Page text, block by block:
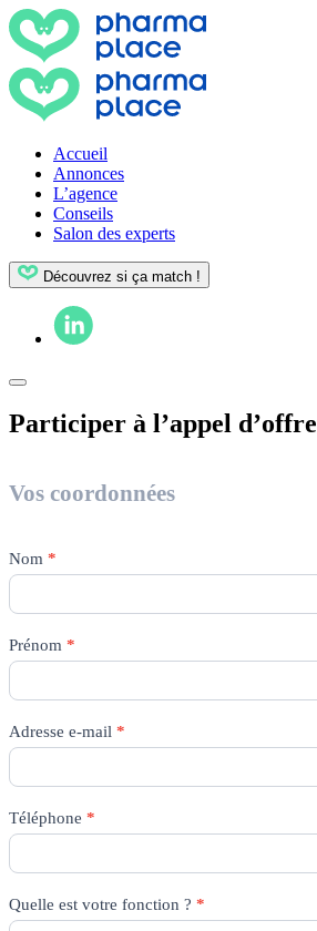
Accueil
Annonces
L’agence
Conseils
Salon des experts
Découvrez si ça match !
Participer à l’appel d’offre
d'offres
Vos coordonnées
Nom *
Prénom *
Adresse e-mail *
Téléphone *
Quelle est votre fonction ? *